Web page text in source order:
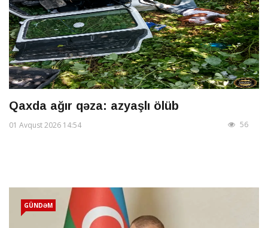
Qaxda ağır qəza: azyaşlı ölüb
01 Avqust 2026 14:54 56
GÜNDƏM